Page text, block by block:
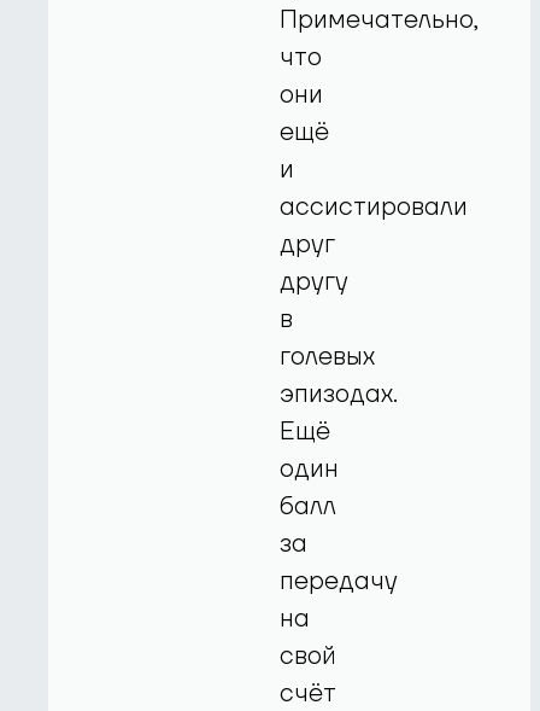
Примечательно,
что
они
ещё
и
ассистировали
друг
другу
в
голевых
эпизодах.
Ещё
один
балл
за
передачу
на
свой
счёт